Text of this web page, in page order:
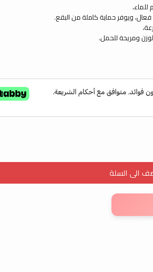
ويوفر حماية كاملة من البقع.
ومريحة للحمل.
الى السلة